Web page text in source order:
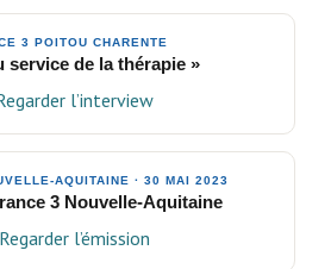
3 POITOU CHARENTE
service de la thérapie »
l’interview
AQUITAINE · 30 MAI 2023
3 Nouvelle-Aquitaine
l’émission